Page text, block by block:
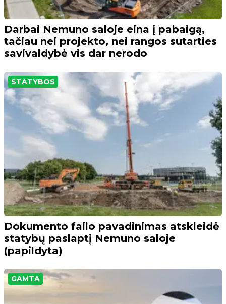
Darbai Nemuno saloje eina į pabaigą,
tačiau nei projekto, nei rangos sutarties
savivaldybė vis dar nerodo
STATYBOS
Dokumento failo pavadinimas atskleidė
statybų paslaptį Nemuno saloje
(papildyta)
GAMTA